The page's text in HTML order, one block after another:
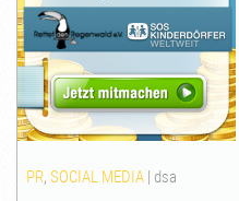
PR,SOCIAL MEDIA | dsa